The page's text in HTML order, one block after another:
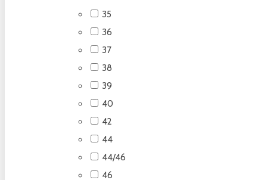
35
36
37
38
39
40
42
44
44/46
46